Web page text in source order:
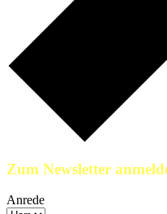
Zum Newsletter
Anrede